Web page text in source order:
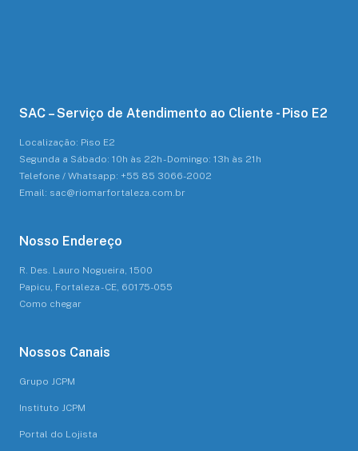
SAC – Serviço de Atendimento ao Cliente - Piso E2
Localização: Piso E2
Segunda a Sábado: 10h às 22h - Domingo: 13h às 21h
Telefone / Whatsapp: +55 85 3066-2002
Email: sac@riomarfortaleza.com.br
Nosso Endereço
R. Des. Lauro Nogueira, 1500
Papicu, Fortaleza - CE, 60175-055
Como chegar
Nossos Canais
Grupo JCPM
Instituto JCPM
Portal do Lojista